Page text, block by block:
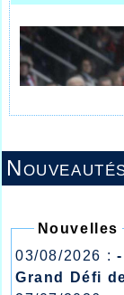
Nouvelles
03/08/2026 :
Grand Défi